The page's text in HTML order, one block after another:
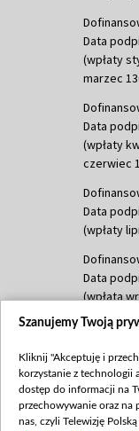
Data
(wpłaty
marzec
Data
(wpłaty
czerwiec
Data
(wpłaty
Data
(wpłata
(wpłata
mln,
Szanujemy Twoją
Kliknij "Akceptuję i
korzystanie z technologii
dostęp do informacji na
przechowywanie oraz na
nas, czyli Telewizję